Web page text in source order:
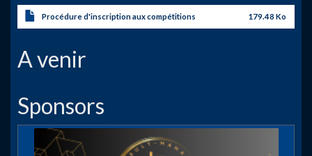
Procédure d'inscription aux compétitions 179.48 Ko
A venir
Sponsors